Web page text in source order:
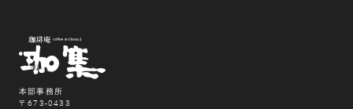
本部事務所
〒673-0433